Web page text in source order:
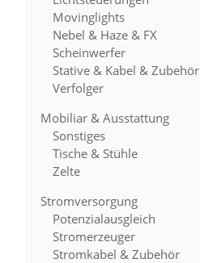
Movinglights
Nebel & Haze & FX
Scheinwerfer
Stative & Kabel & Zubehör
Verfolger
Mobiliar & Ausstattung
Sonstiges
Tische & Stühle
Zelte
Stromversorgung
Potenzialausgleich
Stromerzeuger
Stromkabel & Zubehör